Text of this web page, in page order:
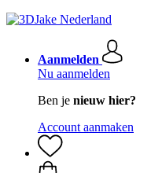
Aanmelden
Nu aanmelden
Ben je nieuw hier?
Account aanmaken